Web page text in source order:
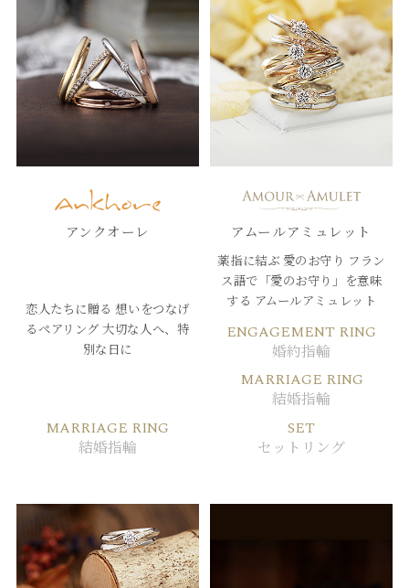
アンクオーレ
恋人たちに贈る 想いをつなげ
るペアリング大切な人へ、特
別な日に
MARRIAGE RING
結婚指輪
アムールアミュレット
薬指に結ぶ 愛のお守り フラン
ス語で「愛のお守り」を意味
する アムールアミュレット
ENGAGEMENT RING
婚約指輪
MARRIAGE RING
結婚指輪
SET
セットリング